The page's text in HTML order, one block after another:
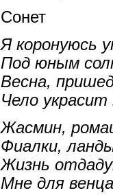
Сонет
Я коронуюсь
Под юным
Весна,
Чело
Жасмин,
Фиалки,
Жизнь
Мне для